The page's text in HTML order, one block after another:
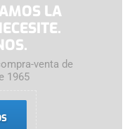
LA
venta de
1965